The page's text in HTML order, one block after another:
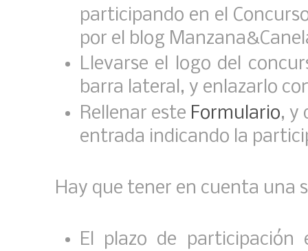
participando en el
por el blog
Llevarse el logo del
barra lateral, y enlazarlo
Rellenar este Formulario, y
entrada indicando la
Hay que tener en cuenta una
El plazo de